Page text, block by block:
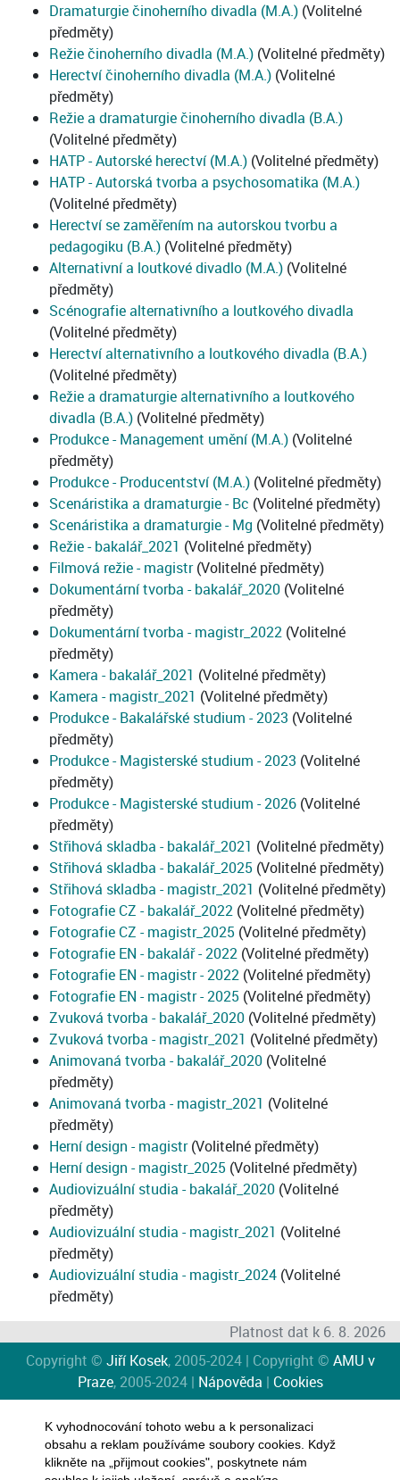
Dramaturgie činoherního divadla (M.A.) (Volitelné
předměty)
Režie činoherního divadla (M.A.) (Volitelné předměty)
Herectví činoherního divadla (M.A.) (Volitelné
předměty)
Režie a dramaturgie činoherního divadla (B.A.)
(Volitelné předměty)
HATP - Autorské herectví (M.A.) (Volitelné předměty)
HATP - Autorská tvorba a psychosomatika (M.A.)
(Volitelné předměty)
Herectví se zaměřením na autorskou tvorbu a
pedagogiku (B.A.) (Volitelné předměty)
Alternativní a loutkové divadlo (M.A.) (Volitelné
předměty)
Scénografie alternativního a loutkového divadla
(Volitelné předměty)
Herectví alternativního a loutkového divadla (B.A.)
(Volitelné předměty)
Režie a dramaturgie alternativního a loutkového
divadla (B.A.) (Volitelné předměty)
Produkce - Management umění (M.A.) (Volitelné
předměty)
Produkce - Producentství (M.A.) (Volitelné předměty)
Scenáristika a dramaturgie - Bc (Volitelné předměty)
Scenáristika a dramaturgie - Mg (Volitelné předměty)
Režie - bakalář_2021 (Volitelné předměty)
Filmová režie - magistr(Volitelné předměty)
Dokumentární tvorba - bakalář_2020 (Volitelné
předměty)
Dokumentární tvorba - magistr_2022 (Volitelné
předměty)
Kamera - bakalář_2021 (Volitelné předměty)
Kamera - magistr_2021 (Volitelné předměty)
Produkce - Bakalářské studium - 2023 (Volitelné
předměty)
Produkce - Magisterské studium - 2023 (Volitelné
předměty)
Produkce - Magisterské studium - 2026 (Volitelné
předměty)
Střihová skladba - bakalář_2021 (Volitelné předměty)
Střihová skladba - bakalář_2025 (Volitelné předměty)
Střihová skladba - magistr_2021 (Volitelné předměty)
Fotografie CZ - bakalář_2022 (Volitelné předměty)
Fotografie CZ - magistr_2025 (Volitelné předměty)
Fotografie EN - bakalář - 2022 (Volitelné předměty)
Fotografie EN - magistr - 2022 (Volitelné předměty)
Fotografie EN - magistr - 2025 (Volitelné předměty)
Zvuková tvorba - bakalář_2020 (Volitelné předměty)
Zvuková tvorba - magistr_2021 (Volitelné předměty)
Animovaná tvorba - bakalář_2020 (Volitelné
předměty)
Animovaná tvorba - magistr_2021 (Volitelné
předměty)
Herní design - magistr(Volitelné předměty)
Herní design - magistr_2025 (Volitelné předměty)
Audiovizuální studia - bakalář_2020 (Volitelné
předměty)
Audiovizuální studia - magistr_2021 (Volitelné
předměty)
Audiovizuální studia - magistr_2024 (Volitelné
předměty)
Platnost dat k 6. 8. 2026
Copyright © Jiří Kosek, 2005-2024 | Copyright © AMU v
Praze, 2005-2024 | Nápověda | Cookies
K vyhodnocování tohoto webu a k personalizaci
obsahu a reklam používáme soubory cookies. Když
klikněte na „přijmout cookies", poskytnete nám